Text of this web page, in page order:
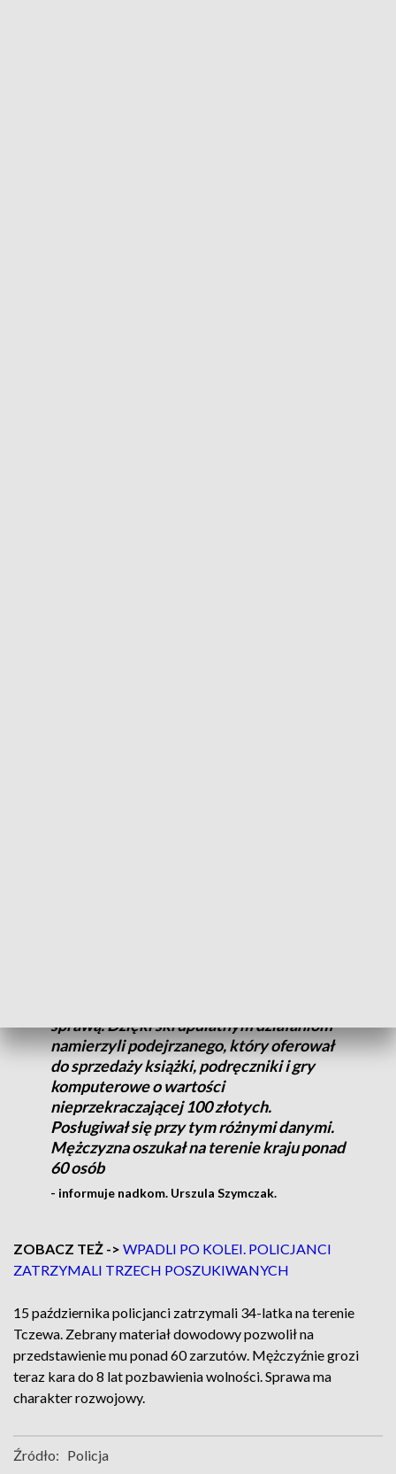
sprawą. Dzięki skrupulatnym działaniom
namierzyli podejrzanego, który oferował
do sprzedaży książki, podręczniki i gry
komputerowe o wartości
nieprzekraczającej 100 złotych.
Posługiwał się przy tym różnymi danymi.
Mężczyzna oszukał na terenie kraju ponad
60 osób
- informuje nadkom. Urszula Szymczak.
ZOBACZ TEŻ -> WPADLI PO KOLEI. POLICJANCI
ZATRZYMALI TRZECH POSZUKIWANYCH
15 października policjanci zatrzymali 34-latka na terenie
Tczewa. Zebrany materiał dowodowy pozwolił na
przedstawienie mu ponad 60 zarzutów. Mężczyźnie grozi
teraz kara do 8 lat pozbawienia wolności. Sprawa ma
charakter rozwojowy.
Źródło: Policja